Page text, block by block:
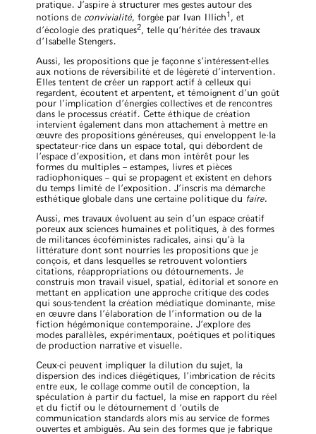
pratique. J’aspire à structurer mes gestes autour des
notions de convivialité, forgée par Ivan Illich1 , et
d’écologie des pratiques2, telle qu’héritée des travaux
d’Isabelle Stengers.
Aussi, les propositions que je façonne s’intéressent-elles
aux notions de réversibilité et de légèreté d’intervention.
Elles tentent de créer un rapport actif à celleux qui
regardent, écoutent et arpentent, et témoignent d’un goût
pour l’implication d’énergies collectives et de rencontres
dans le processus créatif. Cette éthique de création
intervient également dans mon attachement à mettre en
œuvre des propositions généreuses, qui enveloppent le·la
spectateur·rice dans un espace total, qui débordent de
l’espace d’exposition, et dans mon intérêt pour les
formes du multiples – estampes, livres et pièces
radiophoniques – qui se propagent et existent en dehors
du temps limité de l’exposition. J’inscris ma démarche
esthétique globale dans une certaine politique du faire.
Aussi, mes travaux évoluent au sein d’un espace créatif
poreux aux sciences humaines et politiques, à des formes
de militances écoféministes radicales, ainsi qu’à la
littérature dont sont nourries les propositions que je
conçois, et dans lesquelles se retrouvent volontiers
citations, réappropriations ou détournements. Je
construis mon travail visuel, spatial, éditorial et sonore en
mettant en application une approche critique des codes
qui sous-tendent la création médiatique dominante, mise
en œuvre dans l’élaboration de l’information ou de la
fiction hégémonique contemporaine. J’explore des
modes parallèles, expérimentaux, poétiques et politiques
de production narrative et visuelle.
Ceux-ci peuvent impliquer la dilution du sujet, la
dispersion des indices diégétiques, l’imbrication de récits
entre eux, le collage comme outil de conception, la
spéculation à partir du factuel, la mise en rapport du réel
et du fictif ou le détournement d ‘outils de
communication standards alors mis au service de formes
ouvertes et ambiguës. Au sein des formes que je fabrique